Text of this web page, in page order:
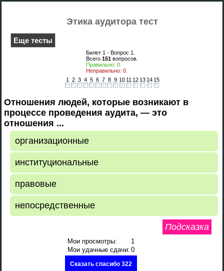
Этика аудитора тест
Еще тесты
Билет 1 - Вопрос 1
Всего 151 вопросов.
Правильно: 0
Неправильно: 0
1
2 3 4 5 6 7 8 9 10 11 12 13 14 15
Отношения людей, которые возникают в
процессе проведения аудита, — это
отношения ...
организационные
институциональные
правовые
непосредственные
Подсказка
Мои просмотры:
1
Мои удачные сдачи: 0
Сказать спасибо 322